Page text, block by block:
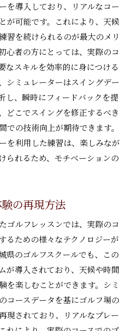
を導入しており、リアルなコー
が可能です。これにより、天候
習を続けられるのが最大のメリ
心者の方にとっては、実際のコ
なスキルを効率的に身につける
シミュレーターはスイングデー
し、瞬時にフィードバックを提
どこでスイングを修正するべき
での技術向上が期待できます。
を利用した練習は、楽しみなが
られるため、モチベーションの
の再現方法
ゴルフレッスンでは、実際のコ
るための様々なテクノロジーが
県のゴルフスクールでも、この
が導入されており、天候や時間
を楽しむことができます。シミ
コースデータを基にゴルフ場の
現されており、リアルなプレー